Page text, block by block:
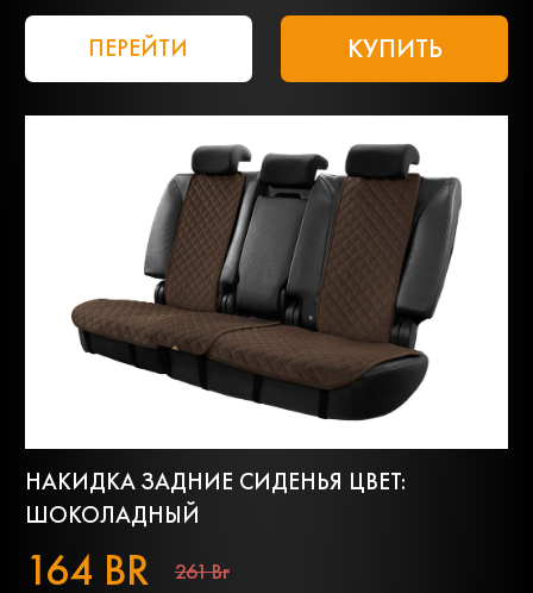
ПЕРЕЙТИ КУПИТЬ
НАКИДКА ЗАДНИЕ СИДЕНЬЯ ЦВЕТ:
ШОКОЛАДНЫЙ
164 BR 261 Br